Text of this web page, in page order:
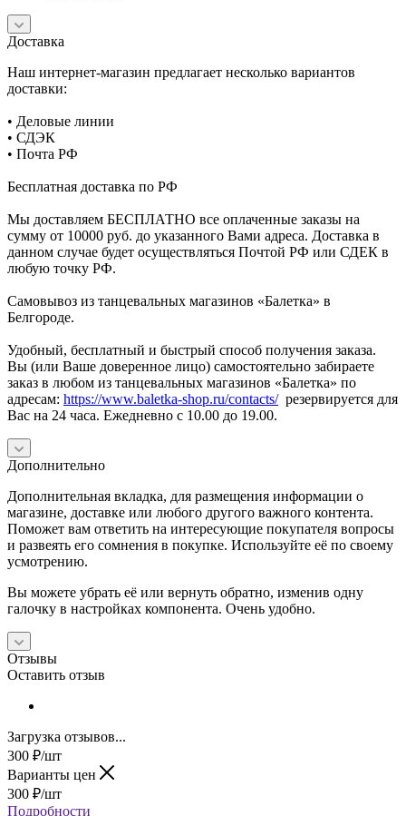
Доставка
Наш интернет-магазин предлагает несколько вариантов
доставки:
• Деловые линии
• СДЭК
• Почта РФ
Бесплатная доставка по РФ
Мы доставляем БЕСПЛАТНО все оплаченные заказы на
сумму от 10000 руб. до указанного Вами адреса. Доставка в
данном случае будет осуществляться Почтой РФ или СДЕК в
любую точку РФ.
Самовывоз из танцевальных магазинов «Балетка» в
Белгороде.
Удобный, бесплатный и быстрый способ получения заказа.
Вы (или Ваше доверенное лицо) самостоятельно забираете
заказ в любом из танцевальных магазинов «Балетка» по
адресам: https://www.baletka-shop.ru/contacts/резервируется для
Вас на 24 часа. Ежедневно с 10.00 до 19.00.
Дополнительно
Дополнительная вкладка, для размещения информации о
магазине, доставке или любого другого важного контента.
Поможет вам ответить на интересующие покупателя вопросы
и развеять его сомнения в покупке. Используйте её по своему
усмотрению.
Вы можете убрать её или вернуть обратно, изменив одну
галочку в настройках компонента. Очень удобно.
Отзывы
Оставить отзыв
Загрузка отзывов...
300 ₽/шт
Варианты цен
300 ₽/шт
Подробности